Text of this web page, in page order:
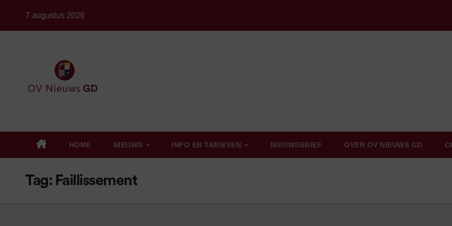
7 augustus 2026
HOME NIEUWS INFO EN TARIEVEN NIEUWSBRIEF OVER OV NIEUWS GD
Tag: Faillissement